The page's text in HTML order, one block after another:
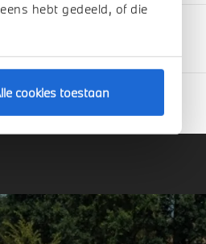
hebt gedeeld, of die
cookies toestaan